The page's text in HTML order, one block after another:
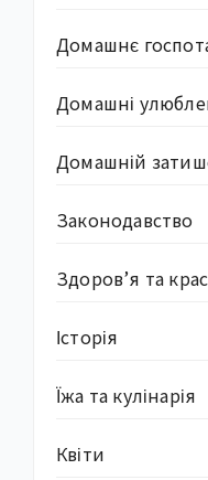
Домашнє
Домашні
Домашній
Законодавство
Здоров’я та
Історія
Їжа та кулінарія
Квіти